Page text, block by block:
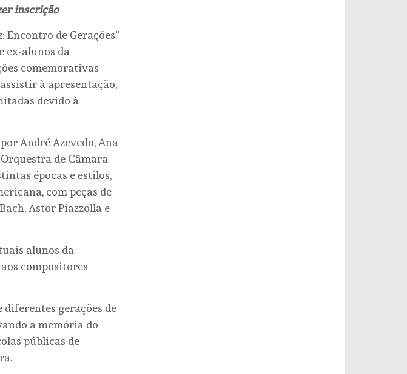
inscrição
de Gerações”
ex-alunos da
comemorativas
à apresentação,
devido à
André Azevedo, Ana
de Câmara
épocas e estilos,
com peças de
Astor Piazzolla e
alunos da
compositores
diferentes gerações de
a memória do
públicas de